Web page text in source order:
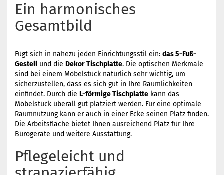
Ein harmonisches
Gesamtbild
Fügt sich in nahezu jeden Einrichtungsstil ein: das 5-Fuß-
Gestell und die Dekor Tischplatte. Die optischen Merkmale
sind bei einem Möbelstück natürlich sehr wichtig, um
sicherzustellen, dass es sich gut in Ihre Räumlichkeiten
einfindet. Durch die L-förmige Tischplatte kann das
Möbelstück überall gut platziert werden. Für eine optimale
Raumnutzung kann er auch in einer Ecke seinen Platz finden.
Die Arbeitsfläche bietet Ihnen ausreichend Platz für Ihre
Bürogeräte und weitere Ausstattung.
Pflegeleicht und